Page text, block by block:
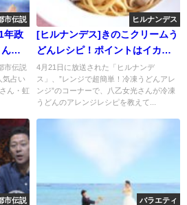
市伝説
年政
予
市伝説
気占い
ん・虹
ヒルナンデス
[ヒルナンデス]きのこクリームう
どんレシピ！ポイントはイカの
塩辛
4月21日に放送された「ヒルナンデ
ス」、”レンジで超簡単！冷凍うどんアレ
ンジ”のコーナーで、八乙女光さんが冷凍
うどんのアレンジレシピを教えて...
市伝説 バラエティ